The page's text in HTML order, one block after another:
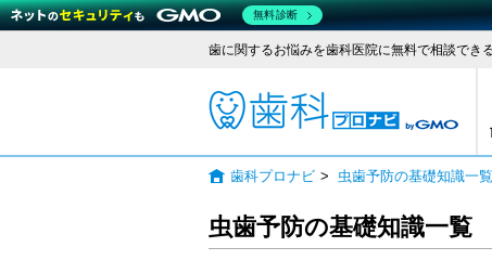
歯に関するお悩みを歯科医院に無料で相談でき
歯科
歯科プロナビ > 虫歯予防の基礎知識一覧
虫歯予防の基礎知識一覧
無料診断